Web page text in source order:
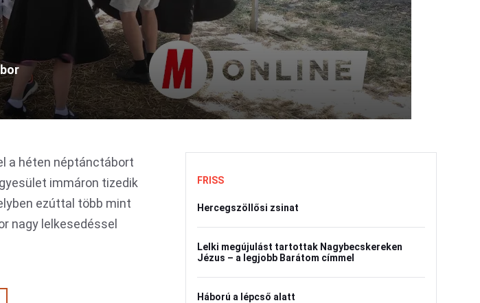
a héten néptánctábort
immáron tizedik
ezúttal több mint
nagy lelkesedéssel
FRISS
Hercegszöllősi zsinat
Lelki megújulást tartottak Nagybecskereken
Jézus – a legjobb Barátom címmel
Háború a lépcső alatt